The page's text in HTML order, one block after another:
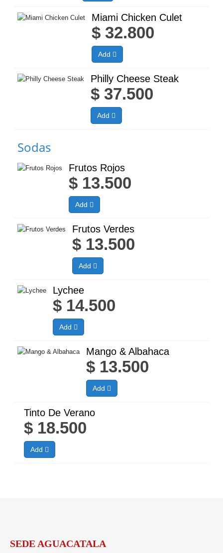
Miami Chicken Culet
$ 32.800
Add
Philly Cheese Steak
$ 37.500
Add
Sodas
Frutos Rojos
$ 13.500
Add
Frutos Verdes
$ 13.500
Add
Lychee
$ 14.500
Add
Mango & Albahaca
$ 13.500
Add
Tinto De Verano
$ 18.500
Add
SEDE AGUACATALA